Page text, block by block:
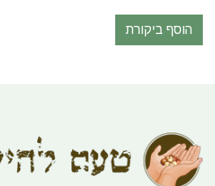
הוסף ביקורת